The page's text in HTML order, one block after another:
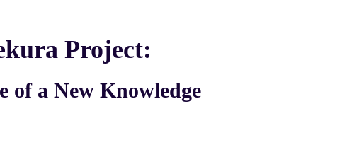
Project:
of a New Knowledge